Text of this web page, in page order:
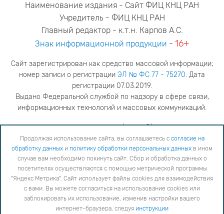
Наименование издания - Сайт ФИЦ КНЦ РАН
Учредитель - ФИЦ КНЦ РАН
Главный редактор - к.т.н. Карпов А.С.
Знак информационной продукции - 16+
Сайт зарегистрирован как средство массовой информации;
номер записи о регистрации ЭЛ № ФС 77 - 75270. Дата
регистрации 07.03.2019.
Выдано Федеральной службой по надзору в сфере связи,
информационных технологий и массовых коммуникаций.
адрес редакцииya.stogova@ksc.ru
телефон редакции81555-79-516
Продолжая использование сайта, вы соглашаетесь с согласие на обработку данных
обработки персональных данных
в ином случае вам необходимо покинуть сайт. Сбор и обработка
данных о посетителях осуществляются с помощью метрической программы "Яндекс Метрика".
Сайт использует файлы cookies для взаимодействия с вами. Вы можете согласиться на
использование cookies или заблокировать их использование, изменив настройки вашего интернет-
Продолжая использование сайта, вы соглашаетесь с согласие на
обработку данных и политику обработки персональных данных в ином
случае вам необходимо покинуть сайт. Сбор и обработка данных о
посетителях осуществляются с помощью метрической программы
"Яндекс Метрика". Сайт использует файлы cookies для взаимодействия
с вами. Вы можете согласиться на использование cookies или
заблокировать их использование, изменив настройки вашего
интернет-браузера, следуя инструкции